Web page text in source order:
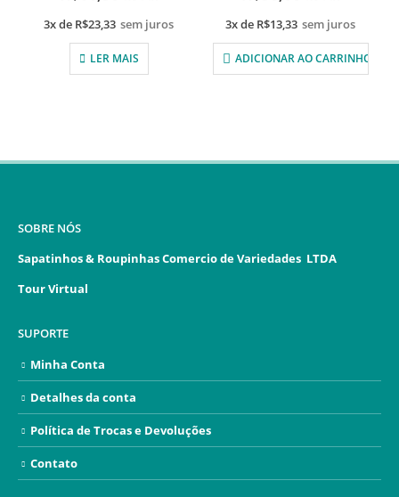
3x de R$23,33 sem juros
LER MAIS
3x de R$13,33 sem juros
ADICIONAR AO CARRINHO
SOBRE NÓS
Sapatinhos & Roupinhas Comercio de Variedades LTDA
Tour Virtual
SUPORTE
Minha Conta
Detalhes da conta
Política de Trocas e Devoluções
Contato